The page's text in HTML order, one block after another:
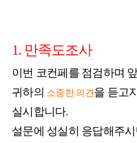
1. 만족도조사
이번 코컨페를 점검하며
귀하의 소중한 의견을 듣고
실시합니다.
설문에 성실히 응답해주